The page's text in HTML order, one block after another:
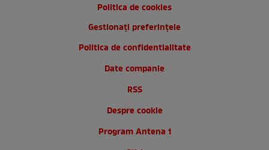
Politica de cookies
Gestionați preferințele
Politica de confidentialitate
Date companie
RSS
Despre cookie
Program Antena 1